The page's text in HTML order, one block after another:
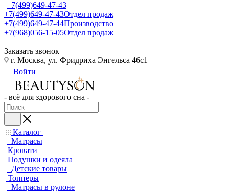
+7(499)649-47-43
+7(499)649-47-43Отдел продаж
+7(499)649-47-44Производство
+7(968)056-15-05Отдел продаж
Заказать звонок
г. Москва, ул. Фридриха Энгельса 46с1
Войти
- всё для здорового сна -
Каталог
Матрасы
Кровати
Подушки и одеяла
Детские товары
Топперы
Матрасы в рулоне